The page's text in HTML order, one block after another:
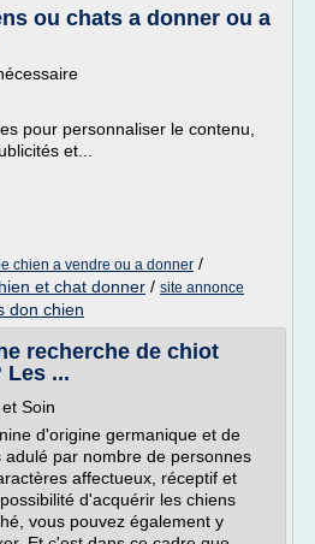
ou chats a donner ou a
pour personnaliser le contenu,
et...
chien a vendre ou a donner /
et chat donner / site annonce
don chien
recherche de chiot
Les ...
Soin
d'origine germanique et de
par nombre de personnes
affectueux, réceptif et
d'acquérir les chiens
vous pouvez également y